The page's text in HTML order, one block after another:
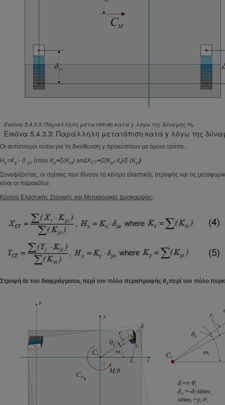
Εικόνα 5.4.3.3: Παράλληλη μετατόπιση κατά y λόγω της δύναμης Hy
Εικόνα 5.4.3.3: Παράλληλη μετατόπιση κατά y λόγω της
Οι αντίστοιχοι τύποι για τη διεύθυνση y προκύπτουν με όμοιο τρόπο..
Hy=Ky · δ yo όπου Ky=Σ(Kyi) andXCT=Σ(Kyi·Xi)/Σ (Kyi)
Συνοψίζοντας, οι σχέσεις που δίνουν το κέντρο ελαστικής στροφής και τις
είναι οι παρακάτω:
Κέντρο Ελαστικής Στροφής και Μεταφορικές Δυσκαμψίες:
Στροφή θz του διαφράγματος περί τον πόλο περιστροφής θzπερί τον πόλο